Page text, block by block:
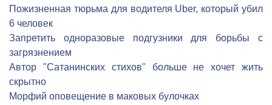
Пожизненная тюрьма для водителя Uber, который убил
6 человек
Запретить одноразовые подгузники для борьбы с
загрязнением
Автор "Сатанинских стихов" больше не хочет жить
скрытно
Морфий оповещение в маковых булочках